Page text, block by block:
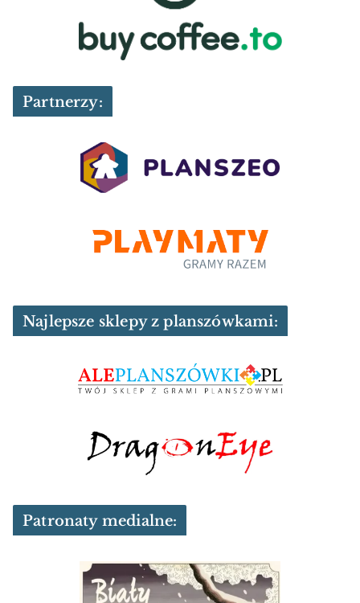
Partnerzy:
Najlepsze sklepy z planszówkami:
Patronaty medialne: